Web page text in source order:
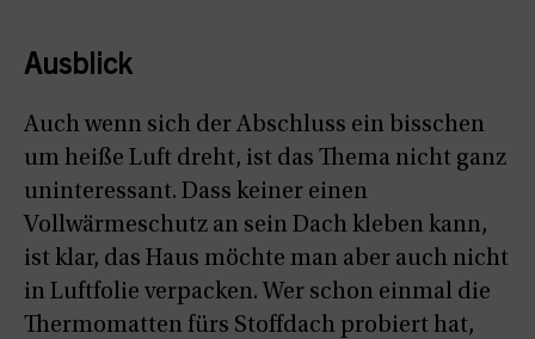
Ausblick
Auch wenn sich der Abschluss ein bisschen
um heiße Luft dreht, ist das Thema nicht ganz
uninteressant. Dass keiner einen
Vollwärmeschutz an sein Dach kleben kann,
ist klar, das Haus möchte man aber auch nicht
in Luftfolie verpacken. Wer schon einmal die
Thermomatten fürs Stoffdach probiert hat,